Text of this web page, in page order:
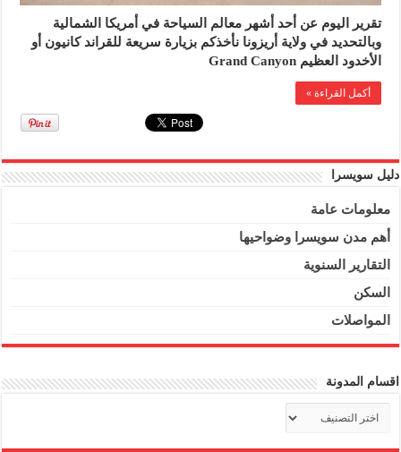
تقرير اليوم عن أحد أشهر معالم السياحة في أمريكا الشمالية
وبالتحديد في ولاية أريزونا نأخذكم بزيارة سريعة للقراند كانيون أو
الأخدود العظيم Grand Canyon
أكمل القراءة »
دليل سويسرا
معلومات عامة
أهم مدن سويسرا وضواحيها
التقارير السنوية
السكن
المواصلات
اقسام المدونة
المدونة